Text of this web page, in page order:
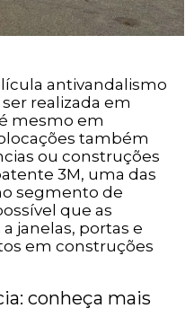
antivandalismo
realizada em
mesmo em
também
ou construções
3M, uma das
segmento de
que as
janelas, portas e
em construções
conheça mais